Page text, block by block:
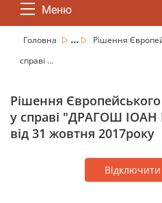
Меню
Головна ...
Рішення
справі ...
Рішення
у справі "ДРАГОШ ІОАН
від 31 жовтня 2017року